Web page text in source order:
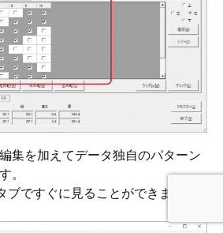
集を加えてデータ独自のパターン
。
ですぐに見ることができます。